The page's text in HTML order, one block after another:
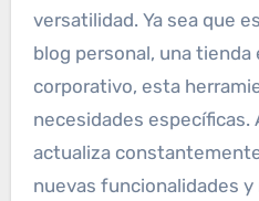
versatilidad. Ya sea que
blog personal, una
corporativo, esta
necesidades específicas.
actualiza
nuevas funcionalidades